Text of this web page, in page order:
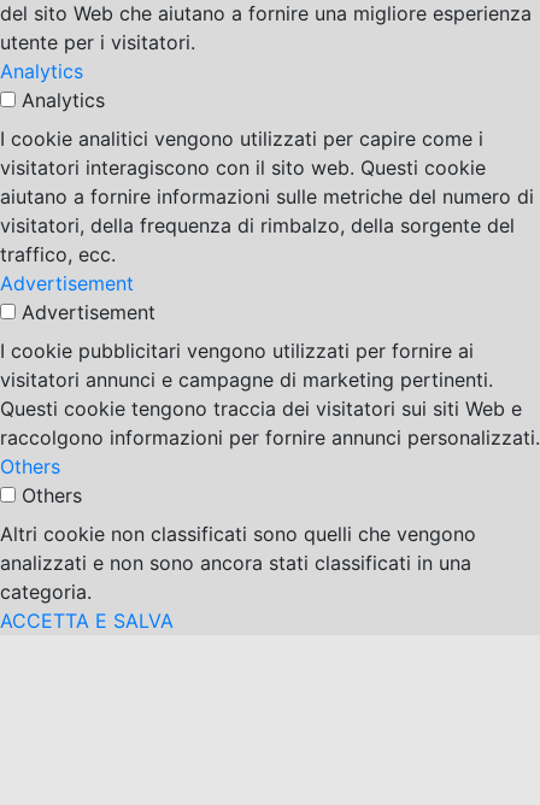
del sito Web che aiutano a fornire una migliore esperienza
utente per i visitatori.
Analytics
Analytics
I cookie analitici vengono utilizzati per capire come i
visitatori interagiscono con il sito web. Questi cookie
aiutano a fornire informazioni sulle metriche del numero di
visitatori, della frequenza di rimbalzo, della sorgente del
traffico, ecc.
Advertisement
Advertisement
I cookie pubblicitari vengono utilizzati per fornire ai
visitatori annunci e campagne di marketing pertinenti.
Questi cookie tengono traccia dei visitatori sui siti Web e
raccolgono informazioni per fornire annunci personalizzati.
Others
Others
Altri cookie non classificati sono quelli che vengono
analizzati e non sono ancora stati classificati in una
categoria.
ACCETTA E SALVA